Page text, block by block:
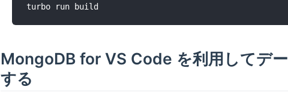
MongoDB for VS Code を利用してデ
する